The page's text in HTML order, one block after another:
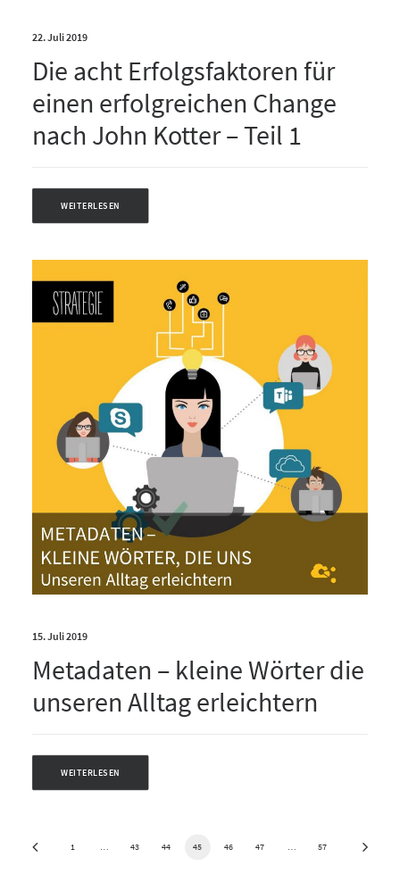
22. Juli 2019
Die acht Erfolgsfaktoren für
einen erfolgreichen Change
nach John Kotter – Teil 1
WEITERLESEN
15. Juli 2019
Metadaten – kleine Wörter die
unseren Alltag erleichtern
WEITERLESEN
1 43 44 45 46 47 57